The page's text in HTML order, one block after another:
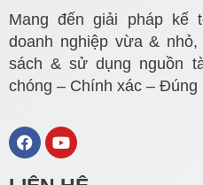
Mang đến giải pháp kế
doanh nghiệp vừa &
sách & sử dụng nguồn
chóng – Chính xác – Đúng
F
a
e
Y
o
t